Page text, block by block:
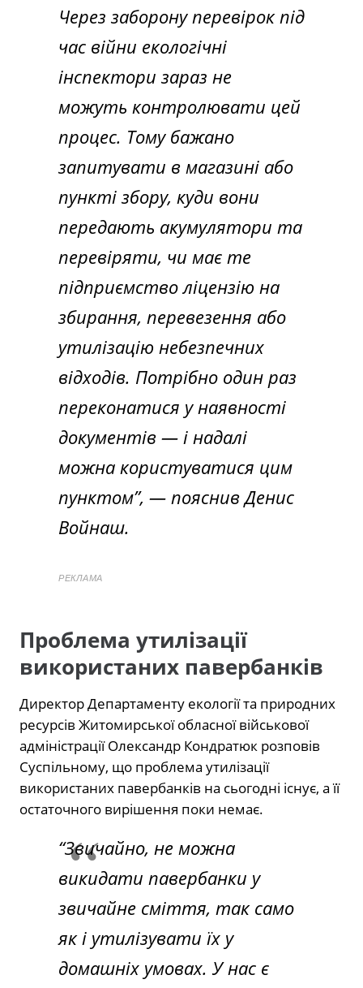
Через заборону перевірок під
час війни екологічні
інспектори зараз не
можуть контролювати цей
процес. Тому бажано
запитувати в магазині або
пункті збору, куди вони
передають акумулятори та
перевіряти, чи має те
підприємство ліцензію на
збирання, перевезення або
утилізацію небезпечних
відходів. Потрібно один раз
переконатися у наявності
документів — і надалі
можна користуватися цим
пунктом”, — пояснив Денис
Войнаш.
РЕКЛАМА
Проблема утилізації
використаних павербанків
Директор Департаменту екології та природних
ресурсів Житомирської обласної військової
адміністрації Олександр Кондратюк розповів
Суспільному, що проблема утилізації
використаних павербанків на сьогодні існує, а її
остаточного вирішення поки немає.
“Звичайно, не можна
викидати павербанки у
звичайне сміття, так само
як і утилізувати їх у
домашніх умовах. У нас є